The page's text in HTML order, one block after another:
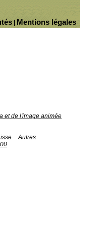
Mentions légales
et de l'image animée
Autres